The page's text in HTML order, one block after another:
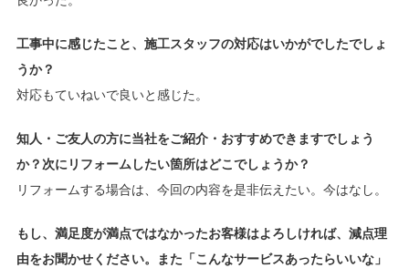
工事中に感じたこと、施工スタッフの対応はいかがでしたでしょ
うか？
対応もていねいで良いと感じた。
知人・ご友人の方に当社をご紹介・おすすめできますでしょう
か？次にリフォームしたい箇所はどこでしょうか？
リフォームする場合は、今回の内容を是非伝えたい。今はなし。
もし、満足度が満点ではなかったお客様はよろしければ、減点理
由をお聞かせください。また「こんなサービスあったらいいな」